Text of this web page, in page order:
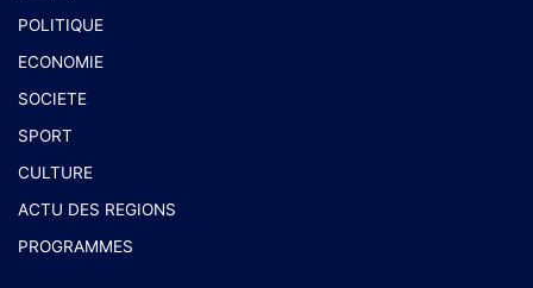
POLITIQUE
ECONOMIE
SOCIETE
SPORT
CULTURE
ACTU DES REGIONS
PROGRAMMES